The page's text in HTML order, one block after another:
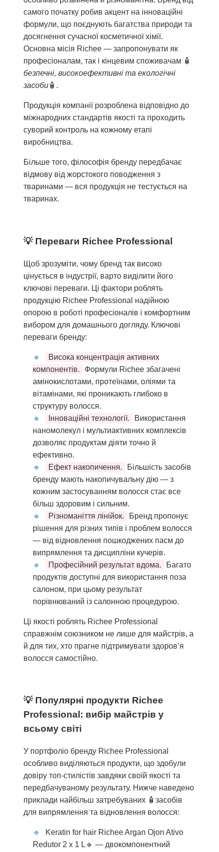
самого початку робив акцент на інноваційні
формули, що поєднують багатства природи та
досягнення сучасної косметичної хімії.
Основна місія Richee — запропонувати як
професіоналам, так і кінцевим споживачам 🧴
безпечні, високоефективні та екологічні
засоби 🧴.
Продукція компанії розроблена відповідно до
міжнародних стандартів якості та проходить
суворий контроль на кожному етапі
виробництва.
Більше того, філософія бренду передбачає
відмову від жорстокого поводження з
тваринами — вся продукція не тестується на
тваринах.
Переваги Richee Professional
Щоб зрозуміти, чому бренд так високо
цінується в індустрії, варто виділити його
ключові переваги. Ці фактори роблять
продукцію Richee Professional надійною
опорою в роботі професіоналів і комфортним
вибором для домашнього догляду. Ключові
переваги бренду:
Висока концентрація активних
компонентів.
Формули Richee збагачені
амінокислотами, протеїнами, оліями та
вітамінами, які проникають глибоко в
структуру волосся.
Інноваційні технології.
Використання
наномолекул і мультиактивних комплексів
дозволяє продуктам діяти точно й
ефективно.
Ефект накопичення.
Більшість засобів
бренду мають накопичувальну дію — з
кожним застосуванням волосся стає все
більш здоровим і сильним.
Різноманіття лінійок.
Бренд пропонує
рішення для різних типів і проблем волосся
— від відновлення пошкоджених пасм до
випрямлення та дисципліни кучерів.
Професійний результат вдома.
Багато
продуктів доступні для використання поза
салоном, при цьому результат
порівнюваний із салонною процедурою.
Ці якості роблять Richee Professional
справжнім союзником не лише для майстрів, а
й для тих, хто прагне підтримувати здоров’я
волосся самостійно.
Популярні продукти Richee
Professional: вибір майстрів у
всьому світі
У портфоліо бренду Richee Professional
особливо виділяються продукти, що здобули
довіру топ-стилістів завдяки своїй якості та
передбачуваному результату. Нижче наведено
приклади найбільш затребуваних 🧴засобів
для випрямлення та відновлення волосся:
Keratin for hair Richee Argan Ojon Ativo
Redutor 2 x 1 L🔹 — двокомпонентний